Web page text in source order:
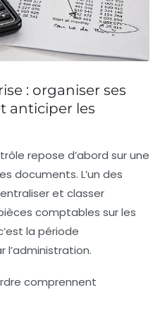
: organiser ses
anticiper les
repose d’abord sur une
documents. L’un des
et classer
comptables sur les
la période
comprennent